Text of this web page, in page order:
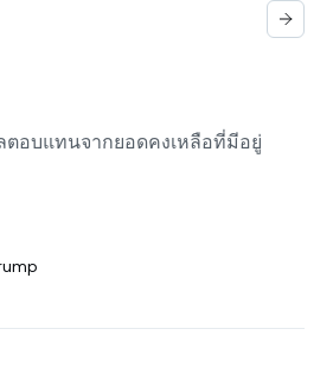
ตอบแทนจากยอดคงเหลือที่มีอยู่